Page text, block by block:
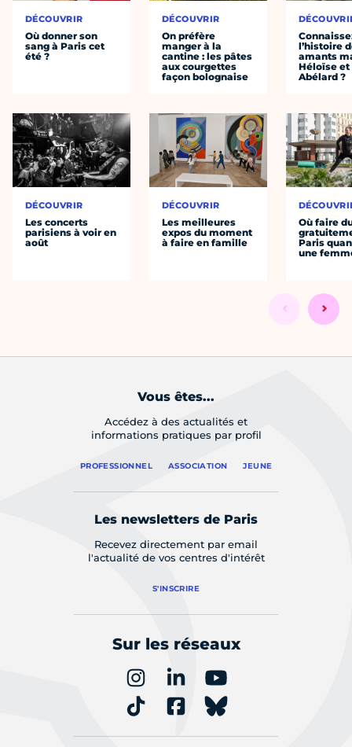
DÉCOUVRIR
Où donner son
sang à Paris cet
été ?
DÉCOUVRIR
Les concerts
parisiens à voir en
août
DÉCOUVRIR
On préfère
manger à la
cantine : les pâtes
aux courgettes
façon bolognaise
DÉCOUVRIR
Les meilleures
expos du moment
à faire en famille
l’histoire
amants
Héloïse et
Abélard ?
Où faire
Paris
une
Vous êtes...
Accédez à des actualités et
informations pratiques par profil
PROFESSIONNEL ASSOCIATION JEUNE
Les newsletters de Paris
Recevez directement par email
l'actualité de vos centres d'intérêt
S'INSCRIRE
Sur les réseaux